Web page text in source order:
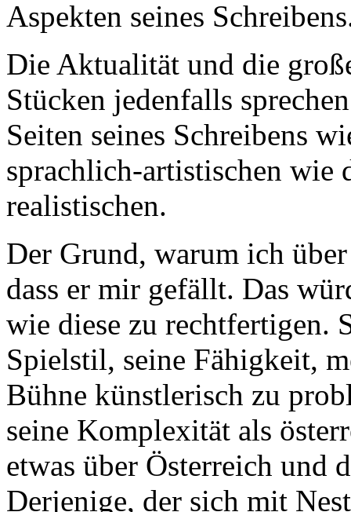
Aspekten seines
Die Aktualität und die
Stücken jedenfalls
Seiten seines Schreibens
sprachlich-artistischen wie
realistischen.
Der Grund, warum ich
dass er mir gefällt. Das
wie diese zu rechtfertigen.
Spielstil, seine Fähigkeit,
Bühne künstlerisch zu
seine Komplexität als
etwas über Österreich und
Derjenige, der sich mit